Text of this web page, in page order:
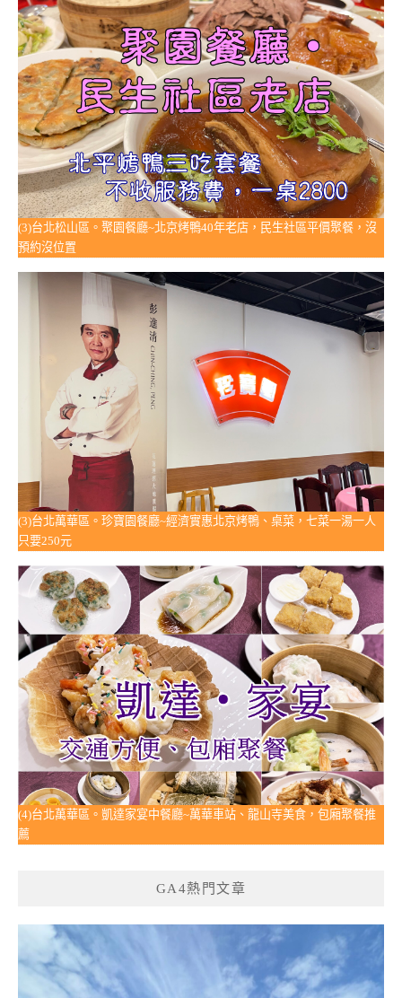
(3)台北松山區。聚園餐廳~北京烤鴨40年老店，民生社區平價聚餐，沒
預約沒位置
(3)台北萬華區。珍寶園餐廳~經濟實惠北京烤鴨、桌菜，七菜一湯一人
只要250元
(4)台北萬華區。凱達家宴中餐廳~萬華車站、龍山寺美食，包廂聚餐推
薦
GA4熱門文章